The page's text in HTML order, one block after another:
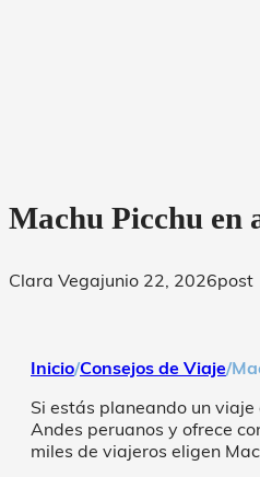
Machu Picchu en
Clara Vegajunio 22, 2026post
Inicio/Consejos de Viaje/
Si estás planeando un
Andes peruanos y ofrece
miles de viajeros eligen